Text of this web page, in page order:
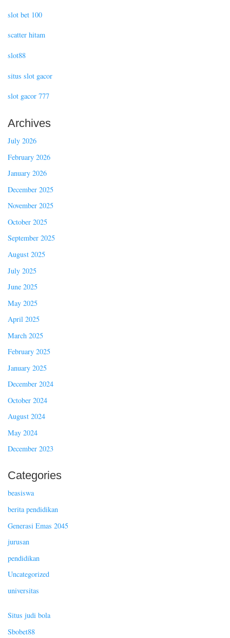
slot bet 100
scatter hitam
slot88
situs slot gacor
slot gacor 777
Archives
July 2026
February 2026
January 2026
December 2025
November 2025
October 2025
September 2025
August 2025
July 2025
June 2025
May 2025
April 2025
March 2025
February 2025
January 2025
December 2024
October 2024
August 2024
May 2024
December 2023
Categories
beasiswa
berita pendidikan
Generasi Emas 2045
jurusan
pendidikan
Uncategorized
universitas
Situs judi bola
Sbobet88